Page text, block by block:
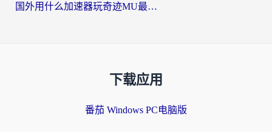
国外用什么加速器玩奇迹MU最好？2026海外玩家国服游戏加速全攻略
下载应用
番茄 Windows PC电脑版